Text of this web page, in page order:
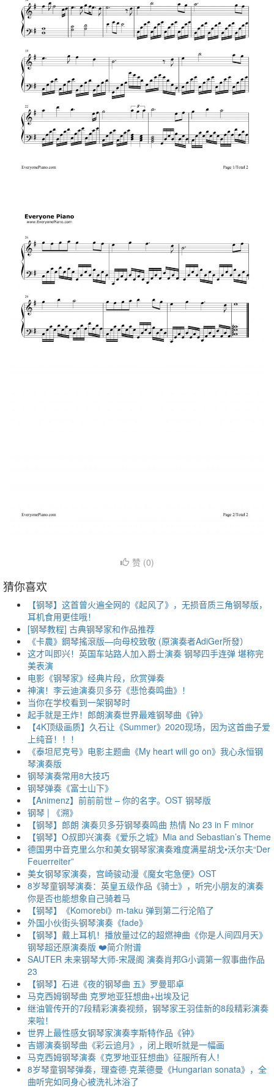
赞 (0)
猜你喜欢
【钢琴】这首曾火遍全网的《起风了》，无损音质三角钢琴版，
耳机食用更佳哦！
[钢琴教程] 古典钢琴家和作品推荐
《卡農》鋼琴搖滾版—向母校致敬 (原演奏者AdiGer所發）
这才叫即兴！英国车站路人加入爵士演奏 钢琴四手连弹 堪称完
美表演
电影《钢琴家》经典片段，欣赏弹奏
神演！李云迪演奏贝多芬《悲怆奏鸣曲》！
当你在学校看到一架钢琴时
起手就是王炸！郎朗演奏世界最难钢琴曲《钟》
【4K顶级画质】久石让《Summer》2020现场，因为这首曲子爱
上纯音！！！
《泰坦尼克号》电影主题曲《My heart will go on》我心永恒钢
琴演奏版
钢琴演奏常用8大技巧
钢琴弹奏《富士山下》
【Animenz】前前前世 – 你的名字。OST 钢琴版
钢琴 | 《溯》
【钢琴】郎朗 演奏贝多芬钢琴奏鸣曲 热情 No 23 in F minor
【钢琴】O叔即兴演奏《爱乐之城》Mia and Sebastian’s Theme
德国男中音克里么尔和美女钢琴家演奏难度满星胡戈•沃尔夫“Der
Feuerreiter”
美女钢琴家演奏，宫崎骏动漫《魔女宅急便》OST
8岁琴童钢琴演奏：英皇五级作品《骑士》，听完小朋友的演奏
你是否也能想象自己骑着马
【钢琴】《Komorebi》m-taku 弹到第二行沦陷了
外国小伙街头钢琴演奏《fade》
【钢琴】戴上耳机！播放量过亿的超燃神曲《你是人间四月天》
钢琴超还原演奏版 ❤️简介附谱
SAUTER 未来钢琴大师-宋晟阁 演奏肖邦G小调第一叙事曲作品
23
【钢琴】石进《夜的钢琴曲 五》罗曼耶卓
马克西姆钢琴曲 克罗地亚狂想曲+出埃及记
继油管传开的7段精彩演奏视频，钢琴家王羽佳新的8段精彩演奏
来啦！
世界上最性感女钢琴家演奏李斯特作品《钟》
吉娜演奏钢琴曲《彩云追月》，闭上眼听就是一幅画
马克西姆钢琴演奏《克罗地亚狂想曲》征服所有人！
8岁琴童钢琴弹奏，理查德·克莱德曼《Hungarian sonata》，全
曲听完如同身心被洗礼沐浴了